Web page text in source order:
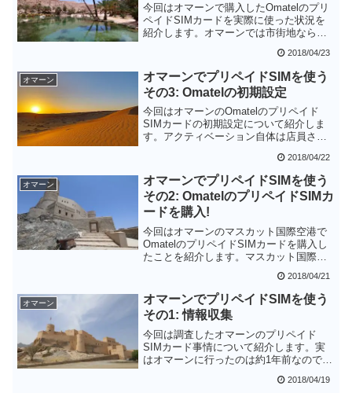
今回はオマーンで購入したOmatelのプリ
ペイドSIMカードを実際に使った状況を
紹介します。オマーンでは市街地ならば
快適です。難点といえば市街地から離れ
た場合に圏外となる可能性がある点で
す。レンタカーなどを使う場合は圏外対
策をしておいた方が無難です。
2018/04/23
オマーン
オマーンでプリペイドSIMを使う
その3: Omatelの初期設定
今回はオマーンのOmatelのプリペイド
SIMカードの初期設定について紹介しま
す。アクティベーション自体は店員さん
ャージやインターネットパッケージの申
し込みは自分で行う必要があります。と
はいえ、スマートフォンの操作だけで行
うことができるので、割と難易度は低い
と思います。
2018/04/22
オマーン
オマーンでプリペイドSIMを使う
その2: OmatelのプリペイドSIMカ
ードを購入!
今回はオマーンのマスカット国際空港で
OmatelのプリペイドSIMカードを購入し
たことを紹介します。マスカット国際空
ンターがありすぐにプリペイドSIMカー
ドを買うことができます。店員さんも外
国人に慣れているので空港でSIMカード
を調達するのがベストでしょう
2018/04/21
オマーン
オマーンでプリペイドSIMを使う
その1: 情報収集
今回は調査したオマーンのプリペイド
SIMカード事情について紹介します。実
はオマーンに行ったのは約1年前なので、
ではOmatelの方が短期間のデータ通信は
2018/04/19